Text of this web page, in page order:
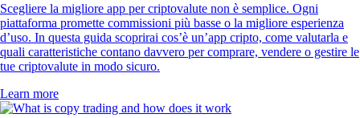
Scegliere la migliore app per criptovalute non è semplice. Ogni
piattaforma promette commissioni più basse o la migliore esperienza
d’uso. In questa guida scoprirai cos’è un’app cripto, come valutarla e
quali caratteristiche contano davvero per comprare, vendere o gestire le
tue criptovalute in modo sicuro.
Learn more